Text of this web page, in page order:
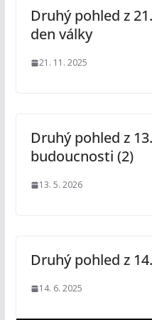
Druhý pohled z
den války
21. 11. 2025
Druhý pohled z
budoucnosti (2)
13. 5. 2026
Druhý pohled z
14. 6. 2025